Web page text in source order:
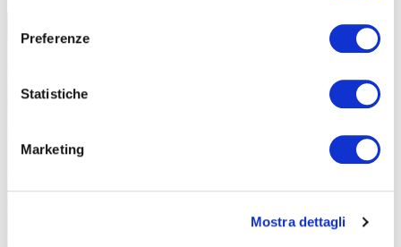
Preferenze
Statistiche
Marketing
Mostra dettagli